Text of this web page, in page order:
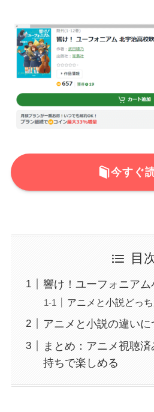
今すぐ
目
響け！ユーフォニアム
アニメと小説どっ
アニメと小説の違いに
まとめ：アニメ視聴
持ちで楽しめる